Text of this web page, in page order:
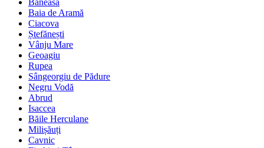
Băneasa
Baia de Aramă
Ciacova
Ștefănești
Vânju Mare
Geoagiu
Rupea
Sângeorgiu de Pădure
Negru Vodă
Abrud
Isaccea
Băile Herculane
Milișăuți
Cavnic